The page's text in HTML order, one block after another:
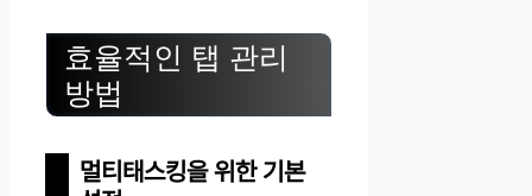
효율적인 탭 관리
방법
멀티태스킹을 위한 기본